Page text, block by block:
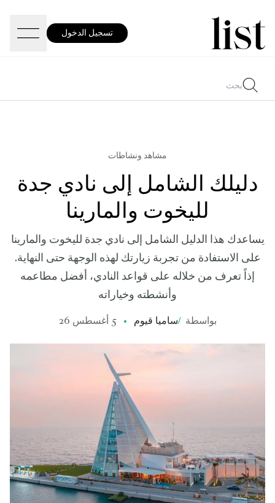
تسجيل الدخول
مشاهد ونشاطات
دليلك الشامل إلى نادي جدة
لليخوت والمارينا
يساعدك هذا الدليل الشامل إلى نادي جدة لليخوت والمارينا
على الاستفادة من تجربة زيارتك لهذه الوجهة حتى النهاية.
إذاً تعرف من خلاله على قواعد النادي، أفضل مطاعمه
وأنشطته وخياراته
بواسطة /ساميا قيوم 5 أغسطس 26